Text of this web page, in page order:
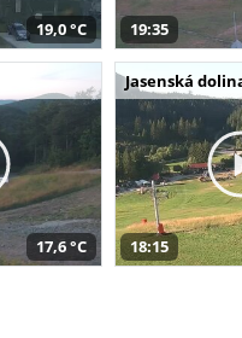
19,0 °C 19:35
17,6 °C
Jasenská
18:15